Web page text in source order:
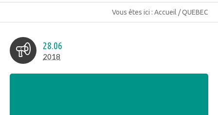
Vous êtes ici : Accueil /QUEBEC
28.06
2018